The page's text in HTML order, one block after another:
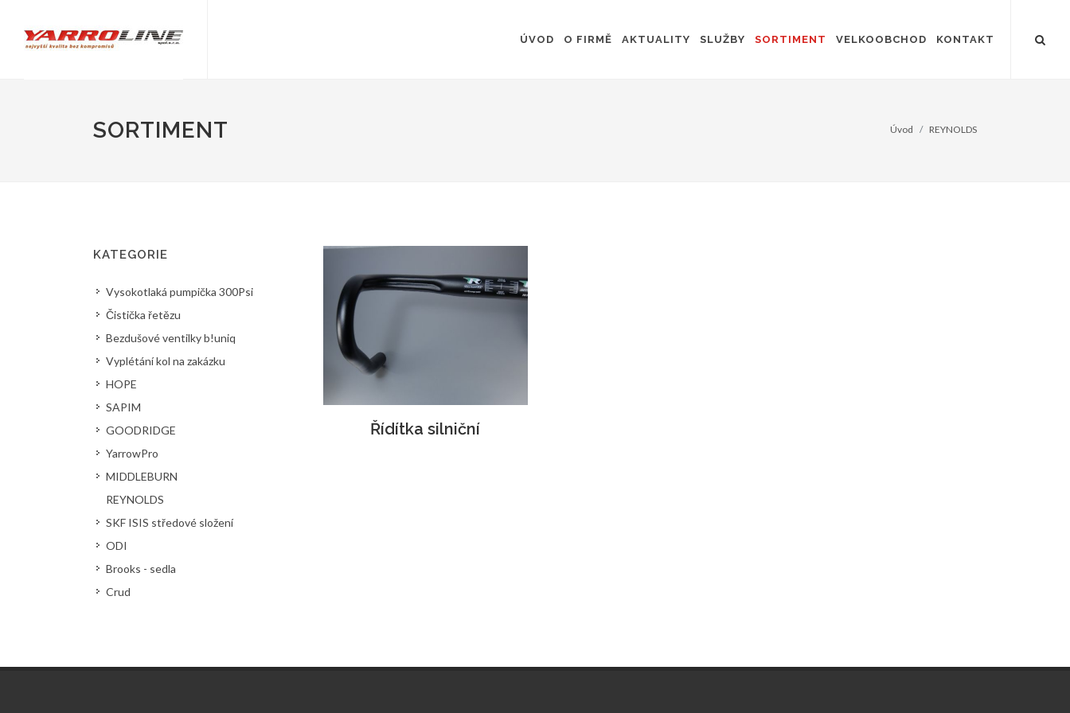
ÚVOD O FIRMĚ AKTUALITY SLUŽBY SORTIMENT VELKOOBCHOD KONTAKT
SORTIMENT Úvod REYNOLDS
Řídítka silniční
KATEGORIE
Vysokotlaká pumpička 300Psi
Čistička řetězu
Bezdušové ventilky b!uniq
Vyplétání kol na zakázku
HOPE
SAPIM
GOODRIDGE
YarrowPro
MIDDLEBURN
REYNOLDS
SKF ISIS středové složení
ODI
Brooks - sedla
Crud